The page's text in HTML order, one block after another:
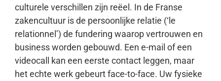
culturele verschillen zijn reëel. In de Franse
zakencultuur is de persoonlijke relatie (‘le
relationnel’) de fundering waarop vertrouwen en
business worden gebouwd. Een e-mail of een
videocall kan een eerste contact leggen, maar
het echte werk gebeurt face-to-face. Uw fysieke